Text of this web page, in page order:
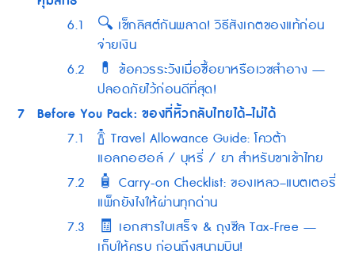
6.1
🔍 เช็กลิสต์กันพลาด! วิธีสังเกตของแท้ก่อน
จ่ายเงิน
6.2
💊 ข้อควรระวังเมื่อซื้อยาหรือเวชสำอาง —
ปลอดภัยไว้ก่อนดีที่สุด!
7 Before You Pack: ของที่หิ้วกลับไทยได้–ไม่ได้
7.1
🍾 Travel Allowance Guide: โควต้า
แอลกอฮอล์ / บุหรี่ / ยา สำหรับขาเข้าไทย
7.2
🧴 Carry-on Checklist: ของเหลว–แบตเตอรี่
แพ็กยังไงให้ผ่านทุกด่าน
7.3
🧾 เอกสารใบเสร็จ & ถุงซีล Tax-Free —
เก็บให้ครบ ก่อนถึงสนามบิน!